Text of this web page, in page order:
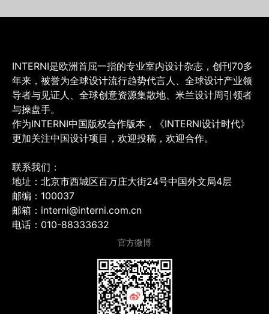
INTERNI是欧洲首屈一指的专业室内设计杂志，创刊70多
年来，被誉为全球设计流行趋势代言人、全球设计产业领
导者与见证人、全球创意资源集散地、米兰设计周引领者
与操盘手。
作为INTERNI中国版权合作版本，《INTERNI设计时代》
更加关注中国设计项目，欢迎投稿，欢迎合作。
联系我们：
地址：北京市西城区百万庄大街24号中国外文局4层
邮编：100037
邮箱：interni@interni.com.cn
电话：010-88333632
官方微博